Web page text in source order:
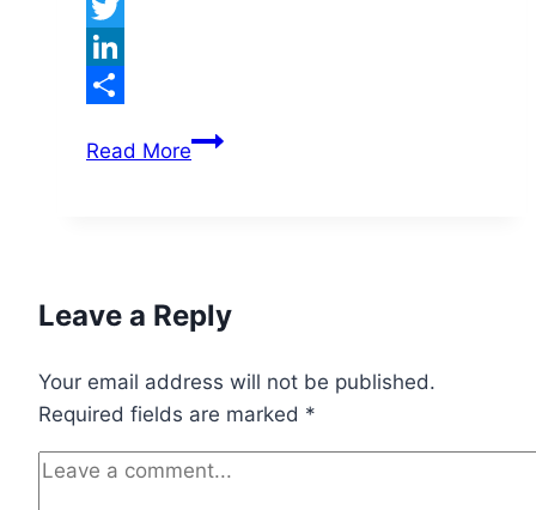
Facebook
Twitter
LinkedIn
Read Moreजिंदगी
लिए
जरूरी
Leave a Reply
Your email address will not be published.
Required fields are marked *